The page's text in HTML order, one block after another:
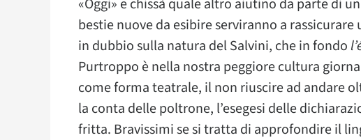
«Oggi» e chissà quale altro aiutino da parte di
bestie nuove da esibire serviranno a
in dubbio sulla natura del Salvini, che in fondo
Purtroppo è nella nostra peggiore cultura
come forma teatrale, il non riuscire ad andare
la conta delle poltrone, l’esegesi delle
fritta. Bravissimi se si tratta di approfondire il